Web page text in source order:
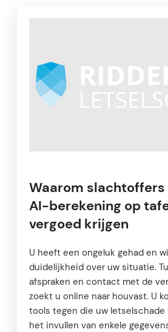
Waarom slachtoffers
AI-berekening op
vergoed krijgen
U heeft een ongeluk gehad en
duidelijkheid over uw situatie.
afspraken en contact met de
zoekt u online naar houvast. U
tools tegen die uw letselschade
het invullen van enkele